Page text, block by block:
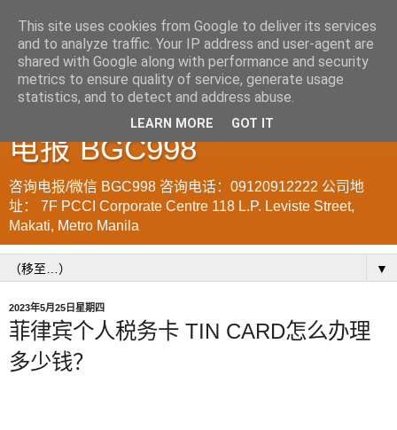
菲律宾998VISA移民公司
WWW.SRRV.DE 咨询微信/
电报 BGC998
咨询电报/微信 BGC998 咨询电话：09120912222 公司地
址： 7F PCCI Corporate Centre 118 L.P. Leviste Street,
Makati, Metro Manila
▼
2023年5月25日星期四
菲律宾个人税务卡 TIN CARD怎么办理
多少钱？
This site uses cookies from Google to deliver its services
and to analyze traffic. Your IP address and user-agent are
shared with Google along with performance and security
metrics to ensure quality of service, generate usage
statistics, and to detect and address abuse.
LEARN MORE GOT IT